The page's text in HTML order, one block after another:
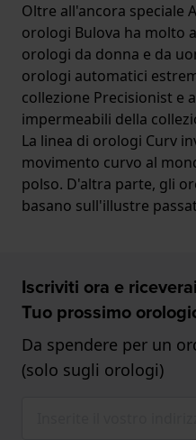
Oltre all'ancora speciale
orologi Bulova ha molto
orologi da donna e da
orologi automatici
collezione Precisionist e
impermeabili della
La linea di orologi Curv
movimento curvo al
polso. D'altra parte, gli
basano sull'illustre
Iscriviti ora e
Tuo prossimo
Da spendere per un
(solo sugli orologi)